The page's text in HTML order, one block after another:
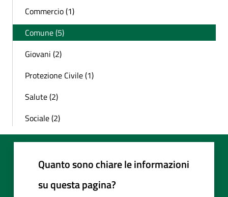
Commercio (1)
Comune (5)
Giovani (2)
Protezione Civile (1)
Salute (2)
Sociale (2)
Quanto sono chiare le informazioni
su questa pagina?